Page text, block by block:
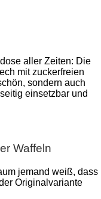
aller Zeiten: Die
mit zuckerfreien
sondern auch
einsetzbar und
Waffeln
jemand weiß, dass
Originalvariante